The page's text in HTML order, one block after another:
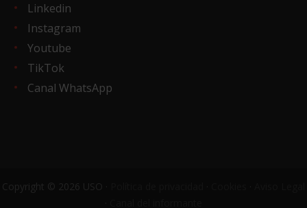
Linkedin
Instagram
Youtube
TikTok
Canal WhatsApp
Copyright © 2026 USO ·